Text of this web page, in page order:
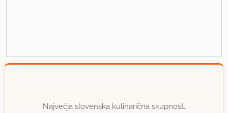
Največja slovenska kulinarična skupnost.